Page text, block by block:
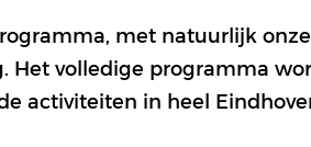
met natuurlijk
Het volledige programma
activiteiten in heel